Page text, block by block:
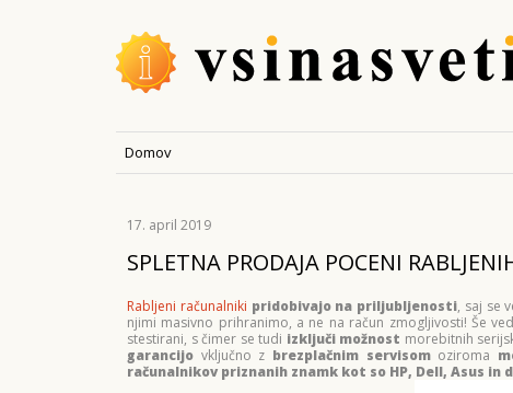
Domov
17. april 2019
SPLETNA PRODAJA POCENI
Rabljeni računalniki pridobivajo na priljubljenosti, saj se
njimi masivno prihranimo, a ne na račun zmogljivosti! Še
stestirani, s čimer se tudi izključi možnost morebitnih
garancijo vključno z brezplačnim servisomoziroma
računalnikov priznanih znamk kot so HP, Dell, Asus in